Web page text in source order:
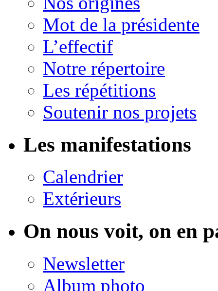
Mot de la présidente
L’effectif
Notre répertoire
Les répétitions
Soutenir nos projets
Les manifestations
Calendrier
Extérieurs
On nous voit, on en
Newsletter
Album photo